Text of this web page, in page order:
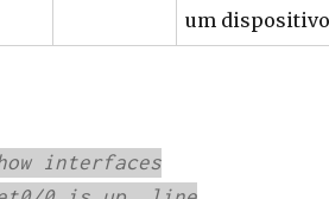
um
interfaces